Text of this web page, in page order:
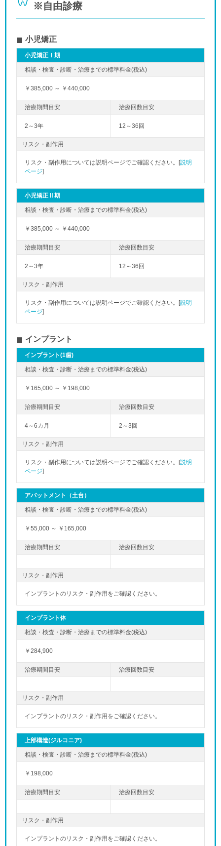
※自由診療
小児矯正
小児矯正Ⅰ期
￥385,000 ～ ￥440,000
2～3年 12～36回
リスク・副作用
リスク・副作用については説明ページでご確認ください。[説明
ページ]
小児矯正Ⅱ期
￥385,000 ～ ￥440,000
2～3年 12～36回
リスク・副作用
リスク・副作用については説明ページでご確認ください。[説明
ページ]
インプラント
インプラント(1歯)
￥165,000 ～ ￥198,000
4～6カ月 2～3回
リスク・副作用
リスク・副作用については説明ページでご確認ください。[説明
ページ]
アバットメント（土台）
￥55,000 ～ ￥165,000
リスク・副作用
インプラントのリスク・副作用をご確認ください。
インプラント体
￥284,900
リスク・副作用
インプラントのリスク・副作用をご確認ください。
上部構造(ジルコニア)
￥198,000
リスク・副作用
インプラントのリスク・副作用をご確認ください。